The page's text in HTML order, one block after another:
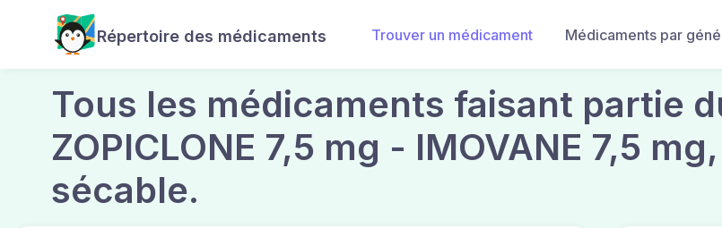
Répertoire des médicaments Trouver un médicament Médicaments par
Tous les médicaments faisant partie
ZOPICLONE 7,5 mg - IMOVANE 7,5
sécable.